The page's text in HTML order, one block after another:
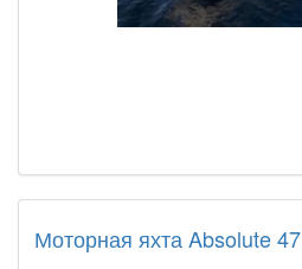
Моторная яхта Absolute 47